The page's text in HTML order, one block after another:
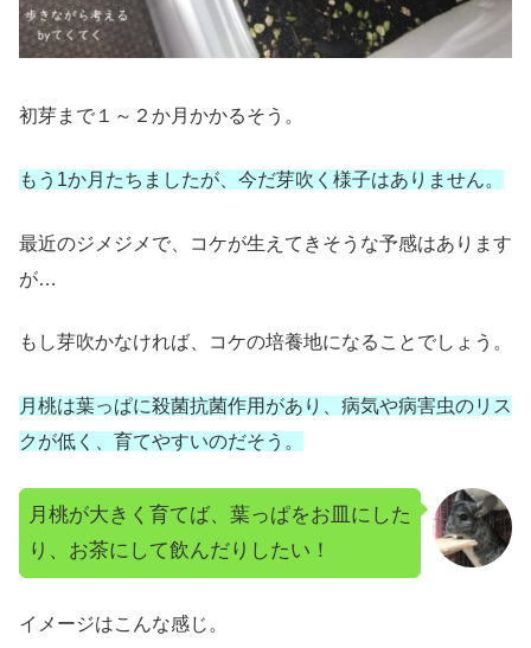
初芽まで１～２か月かかるそう。
もう1か月たちましたが、今だ芽吹く様子はありません。
最近のジメジメで、コケが生えてきそうな予感はあります
が…
もし芽吹かなければ、コケの培養地になることでしょう。
月桃は葉っぱに殺菌抗菌作用があり、病気や病害虫のリス
クが低く、育てやすいのだそう。
月桃が大きく育てば、葉っぱをお皿にした
り、お茶にして飲んだりしたい！
イメージはこんな感じ。